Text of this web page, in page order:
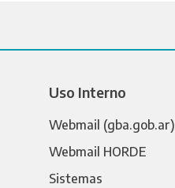
Uso Interno
Webmail (gba.gob.ar)
Webmail HORDE
Sistemas